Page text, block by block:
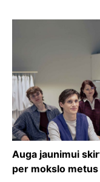
Auga jaunimui
per mokslo